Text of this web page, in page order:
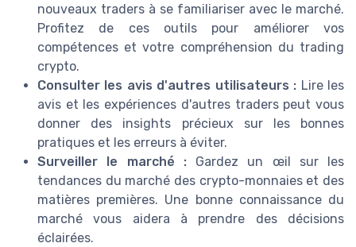
nouveaux traders à se familiariser avec le marché.
Profitez de ces outils pour améliorer vos
compétences et votre compréhension du trading
crypto.
Consulter les avis d'autres utilisateurs : Lire les
avis et les expériences d'autres traders peut vous
donner des insights précieux sur les bonnes
pratiques et les erreurs à éviter.
Surveiller le marché :Gardez un œil sur les
tendances du marché des crypto-monnaies et des
matières premières. Une bonne connaissance du
marché vous aidera à prendre des décisions
éclairées.